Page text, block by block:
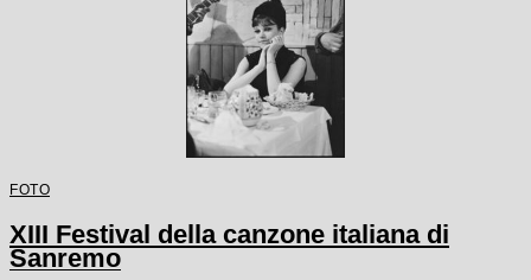
FOTO
XIII Festival della canzone italiana di
Sanremo